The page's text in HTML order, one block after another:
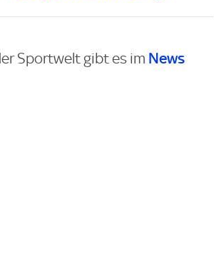
Sportwelt gibt es im News